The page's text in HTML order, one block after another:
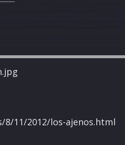
11/2012/los-ajenos.html